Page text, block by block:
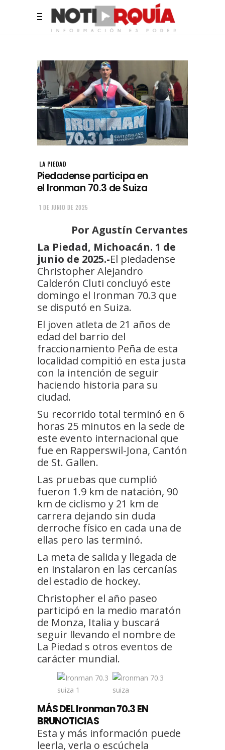
LA PIEDAD
Piedadense participa en
el Ironman 70.3 de Suiza
1 DE JUNIO DE 2025
Por Agustín Cervantes
La Piedad, Michoacán. 1 de
junio de 2025.-El piedadense
Christopher Alejandro
Calderón Cluti concluyó este
domingo el Ironman 70.3 que
se disputó en Suiza.
El joven atleta de 21 años de
edad del barrio del
fraccionamiento Peña de esta
localidad compitió en esta justa
con la intención de seguir
haciendo historia para su
ciudad.
Su recorrido total terminó en 6
horas 25 minutos en la sede de
este evento internacional que
fue en Rapperswil-Jona, Cantón
de St. Gallen.
Las pruebas que cumplió
fueron 1.9 km de natación, 90
km de ciclismo y 21 km de
carrera dejando sin duda
derroche físico en cada una de
ellas pero las terminó.
La meta de salida y llegada de
en instalaron en las cercanías
del estadio de hockey.
Christopher el año paseo
participó en la medio maratón
de Monza, Italia y buscará
seguir llevando el nombre de
La Piedad s otros eventos de
carácter mundial.
MÁS DEL Ironman 70.3EN
BRUNOTICIAS
Esta y más información puede
leerla, verla o escúchela